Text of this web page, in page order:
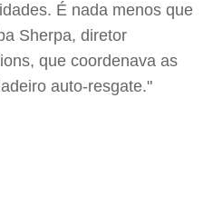
É nada menos que
Sherpa, diretor
que coordenava as
auto-resgate."